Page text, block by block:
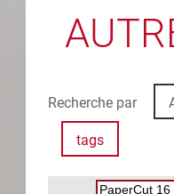
Recherche par
tags